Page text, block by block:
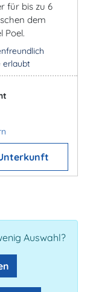
für bis zu 6
dem
Poel.
erlaubt
Auswahl?